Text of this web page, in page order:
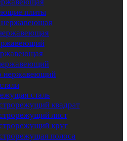
плиты
нержавеющая
нержавеющий
сталь
квадрат
лист
круг
полоса